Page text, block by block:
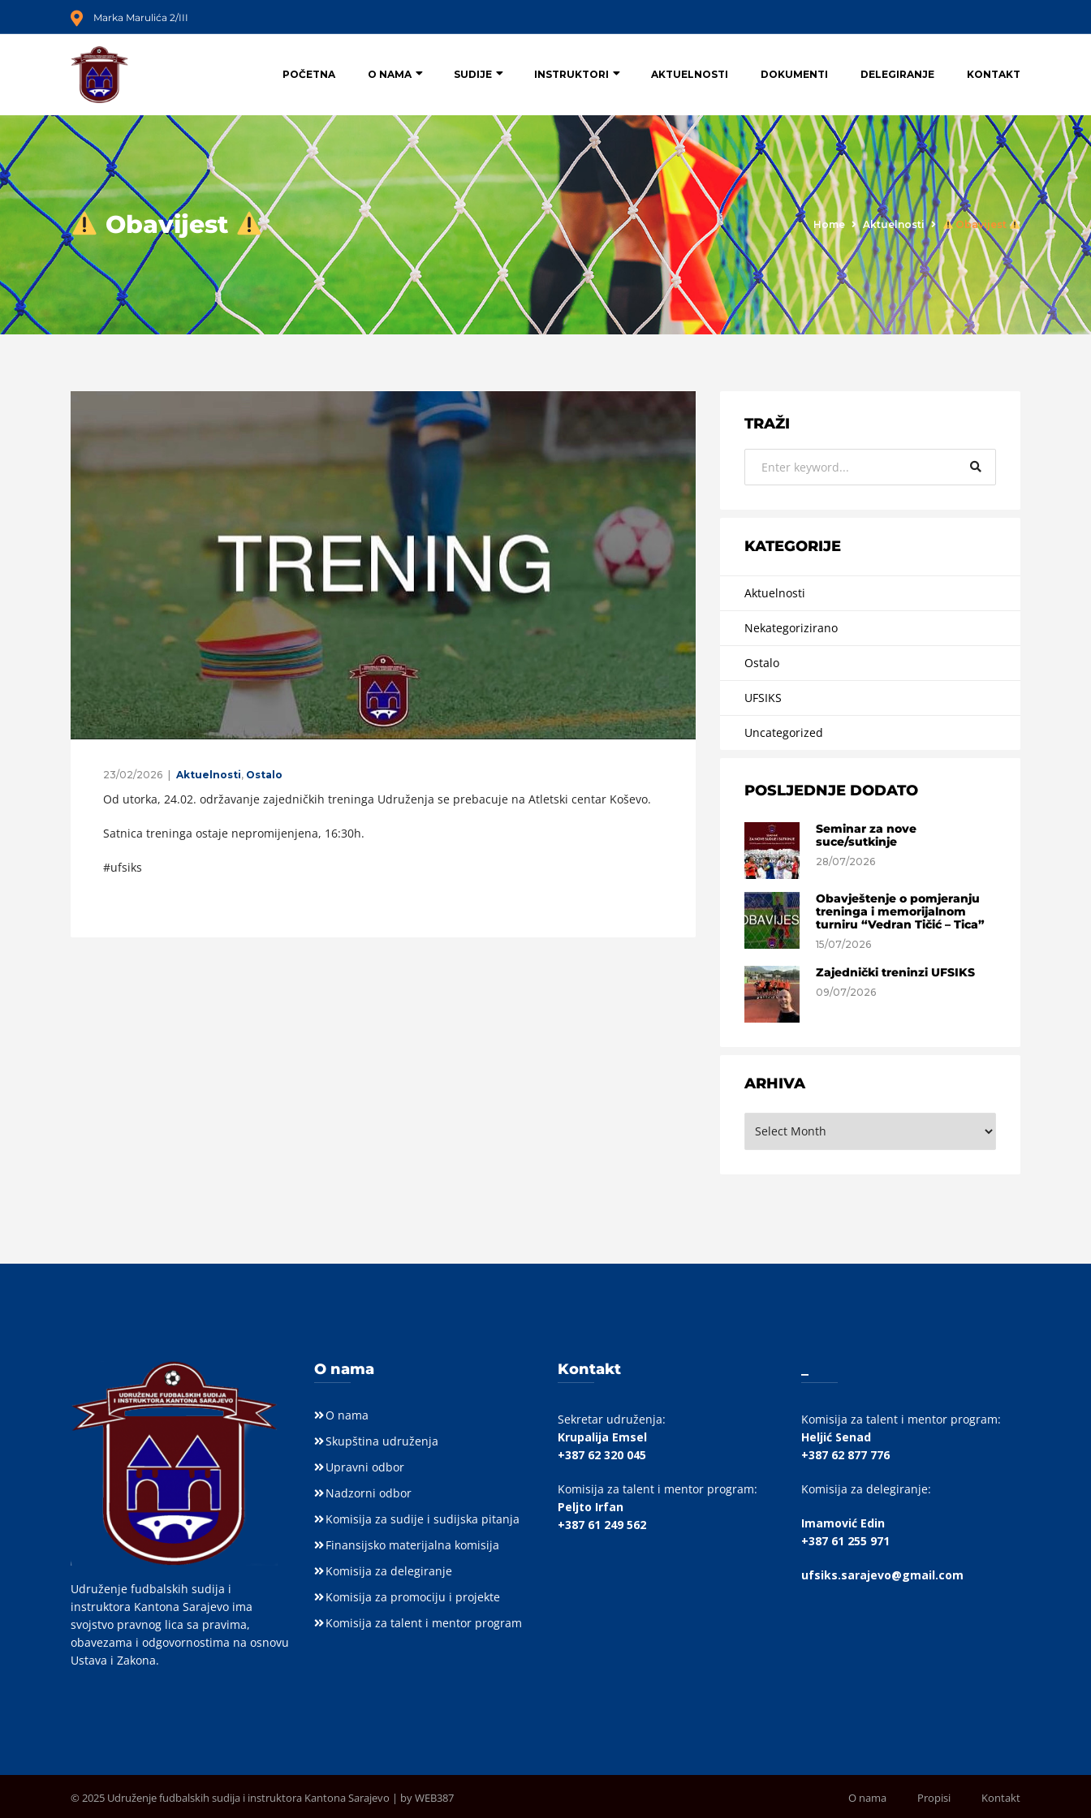
Marka Marulića 2/III
POČETNA O NAMA SUDIJE INSTRUKTORI AKTUELNOSTI DOKUMENTI DELEGIRANJE KONTAKT
Obavijest Home Aktuelnosti Obavijest
23/02/2026 Aktuelnosti, Ostalo
Od utorka, 24.02. održavanje zajedničkih treninga Udruženja se prebacuje na Atletski centar Koševo.
Satnica treninga ostaje nepromijenjena, 16:30h.
#ufsiks
TRAŽI
KATEGORIJE
Aktuelnosti
Nekategorizirano
Ostalo
UFSIKS
Uncategorized
POSLJEDNJE DODATO
Seminar za nove
suce/sutkinje
28/07/2026
Obavještenje o pomjeranju
treninga i memorijalnom
turniru “Vedran Tičić – Tica”
15/07/2026
Zajednički treninzi UFSIKS
09/07/2026
ARHIVA
Udruženje fudbalskih sudija i
instruktora Kantona Sarajevo ima
svojstvo pravnog lica sa pravima,
obavezama i odgovornostima na osnovu
Ustava i Zakona.
O nama
O nama
Skupština udruženja
Upravni odbor
Nadzorni odbor
Komisija za sudije i sudijska pitanja
Finansijsko materijalna komisija
Komisija za delegiranje
Komisija za promociju i projekte
Komisija za talent i mentor program
Kontakt
Sekretar udruženja:
Krupalija Emsel
+387 62 320 045
Komisija za talent i mentor program:
Peljto Irfan
+387 61 249 562
Komisija za talent i mentor program:
Heljić Senad
+387 62 877 776
Komisija za delegiranje:
Imamović Edin
+387 61 255 971
ufsiks.sarajevo@gmail.com
© 2025 Udruženje fudbalskih sudija i instruktora Kantona Sarajevo | by WEB387 O nama Propisi Kontakt